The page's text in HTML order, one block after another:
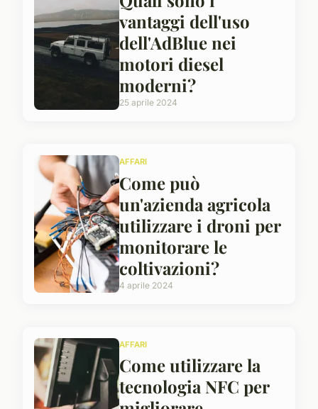
vantaggi dell'uso
dell'AdBlue nei
motori diesel
moderni?
25 aprile 2024
AFFARI
Come può
un'azienda agricola
utilizzare i droni per
monitorare le
coltivazioni?
4 aprile 2024
AFFARI
Come utilizzare la
tecnologia NFC per